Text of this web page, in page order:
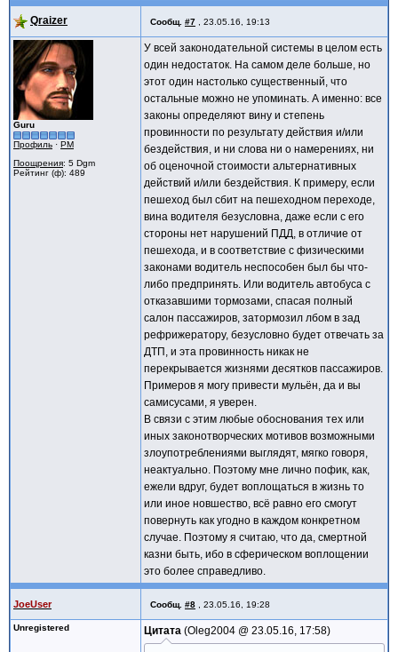
Qraizer Сообщ. #7 23.05.16, 19:13
Guru
Профиль · PM
Поощрения: 5 Dgm
Рейтинг (ф): 489
У всей законодательной системы в целом есть
один недостаток. На самом деле больше, но
этот один настолько существенный, что
остальные можно не упоминать. А именно: все
законы определяют вину и степень
провинности по результату действия и/или
бездействия, и ни слова ни о намерениях, ни
об оценочной стоимости альтернативных
действий и/или бездействия. К примеру, если
пешеход был сбит на пешеходном переходе,
вина водителя безусловна, даже если с его
стороны нет нарушений ПДД, в отличие от
пешехода, и в соответствие с физическими
законами водитель неспособен был бы что-
либо предпринять. Или водитель автобуса с
отказавшими тормозами, спасая полный
салон пассажиров, затормозил лбом в зад
рефрижератору, безусловно будет отвечать за
ДТП, и эта провинность никак не
перекрывается жизнями десятков пассажиров.
Примеров я могу привести мульён, да и вы
самисусами, я уверен.
В связи с этим любые обоснования тех или
иных законотворческих мотивов возможными
злоупотреблениями выглядят, мягко говоря,
неактуально. Поэтому мне лично пофик, как,
ежели вдруг, будет воплощаться в жизнь то
или иное новшество, всё равно его смогут
повернуть как угодно в каждом конкретном
случае. Поэтому я считаю, что да, смертной
казни быть, ибо в сферическом воплощении
это более справедливо.
JoeUser Сообщ. #8 23.05.16, 19:28
Unregistered Цитата Oleg2004 @ 23.05.16, 17:58